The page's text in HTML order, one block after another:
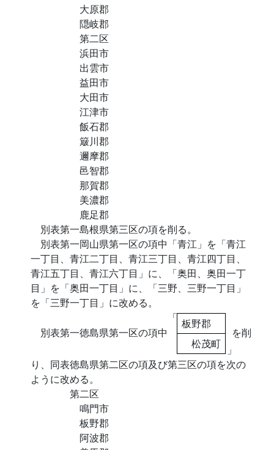
大原郡
隠岐郡
第二区
浜田市
出雲市
益田市
大田市
江津市
飯石郡
簸川郡
邇摩郡
邑智郡
那賀郡
美濃郡
鹿足郡
別表第一島根県第三区の項を削る。
別表第一岡山県第一区の項中「青江」を「青江
一丁目、青江二丁目、青江三丁目、青江四丁目、
青江五丁目、青江六丁目」に、「奥田、奥田一丁
目」を「奥田一丁目」に、「三野、三野一丁目」
を「三野一丁目」に改める。
別表第一徳島県第一区の項中
「 板野郡
松茂町
」
を削
り、同表徳島県第二区の項及び第三区の項を次の
ように改める。
第二区
鳴門市
板野郡
阿波郡